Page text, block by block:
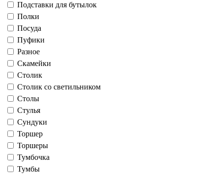
Подставки для бутылок
Полки
Посуда
Пуфики
Разное
Скамейки
Столик
Столик со светильником
Столы
Стулья
Сундуки
Торшер
Торшеры
Тумбочка
Тумбы